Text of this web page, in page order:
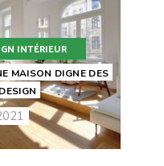
INTÉRIEUR
MAISON DIGNE DES